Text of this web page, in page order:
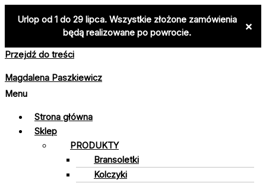
Urlop od 1 do 29 lipca. Wszystkie złożone zamówienia
będą realizowane po powrocie.
×
Przejdź do treści
Magdalena Paszkiewicz
Menu
Strona główna
Sklep
PRODUKTY
Bransoletki
Kolczyki